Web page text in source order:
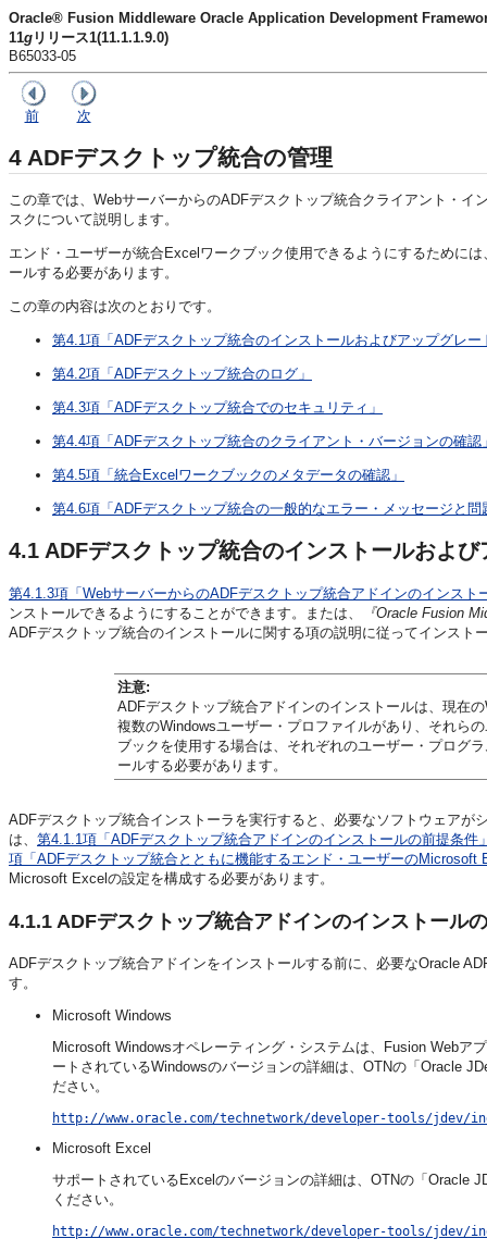
Oracle® Fusion Middleware Oracle Application Development
11g リリース1(11.1.1.9.0)
B65033-05
前 次
4 ADFデスクトップ統合の管理
この章では、WebサーバーからのADFデスクトップ統合クライアント・
スクについて説明します。
エンド・ユーザーが統合Excelワークブック使用できるようにするために
ールする必要があります。
この章の内容は次のとおりです。
第4.1項「ADFデスクトップ統合のインストールおよびアップグレー
第4.2項「ADFデスクトップ統合のログ」
第4.3項「ADFデスクトップ統合でのセキュリティ」
第4.4項「ADFデスクトップ統合のクライアント・バージョンの確認
第4.5項「統合Excelワークブックのメタデータの確認」
第4.6項「ADFデスクトップ統合の一般的なエラー・メッセージと問
4.1 ADFデスクトップ統合のインストールおよ
第4.1.3項「WebサーバーからのADFデスクトップ統合アドインのインスト
ンストールできるようにすることができます。または、
『Oracle Fusion
ADFデスクトップ統合のインストールに関する項の説明に従ってインスト
注意:
ADFデスクトップ統合アドインのインストールは、現在
複数のWindowsユーザー・プロファイルがあり、それら
ブックを使用する場合は、それぞれのユーザー・プログ
ールする必要があります。
ADFデスクトップ統合インストーラを実行すると、必要なソフトウェア
は、 第4.1.1項「ADFデスクトップ統合アドインのインストールの前提条件
項「ADFデスクトップ統合とともに機能するエンド・ユーザーのMicrosoft
Microsoft Excelの設定を構成する必要があります。
4.1.1 ADFデスクトップ統合アドインのインストール
ADFデスクトップ統合アドインをインストールする前に、必要なOracle
す。
Microsoft Windows
Microsoft Windowsオペレーティング・システムは、Fusion Webア
ートされているWindowsのバージョンの詳細は、OTNの「Oracle
ださい。
http://www.oracle.com/technetwork/developer-tools/jdev/
Microsoft Excel
サポートされているExcelのバージョンの詳細は、OTNの「Oracle
ください。
http://www.oracle.com/technetwork/developer-tools/jdev/